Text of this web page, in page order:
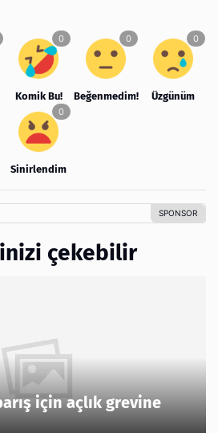
Komik Bu! Beğenmedim! Üzgünüm
Sinirlendim
çekebilir
için açlık grevine